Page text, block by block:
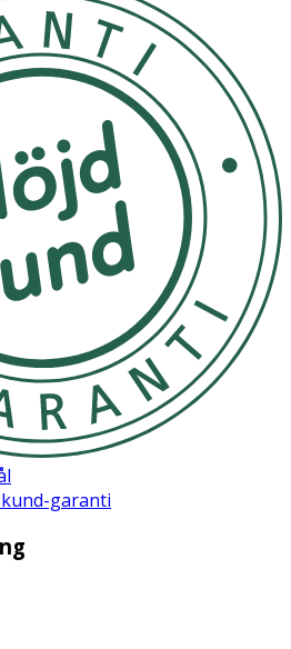
FRAGRANCE,
ACRYLATE CROSSPOLYMER,
GLYCOL, TOCOPHERYL
CAMELLIA SINENSIS
LINALOOL, ALPHA-
[N4502/A].
garanti